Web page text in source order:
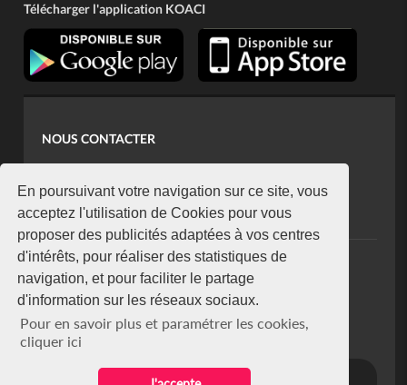
En poursuivant votre navigation sur ce site, vous
acceptez l'utilisation de Cookies pour vous
proposer des publicités adaptées à vos centres
d'intérêts, pour réaliser des statistiques de
navigation, et pour faciliter le partage
d'information sur les réseaux sociaux.
Pour en savoir plus et paramétrer les cookies,
cliquer ici
Télécharger l'application KOACI
NOUS CONTACTER
koaci@yahoo.fr
+225 07 08 85 52 93
NEWSLETTER
Restez connecté via notre newsletter
S'abonner
Se désabonner